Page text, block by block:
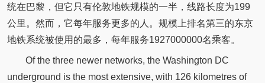
统在巴黎，但它只有伦敦地铁规模的一半，线路长度为199
公里。然而，它每年服务更多的人。规模上排名第三的东京
地铁系统被使用的最多，每年服务1927000000名乘客。
Of the three newer networks, the Washington DC
underground is the most extensive, with 126 kilometres of